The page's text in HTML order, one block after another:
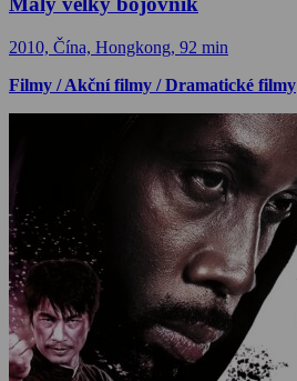
2010, Čína, Hongkong, 92 min
Filmy / Akční filmy / Dramatické filmy